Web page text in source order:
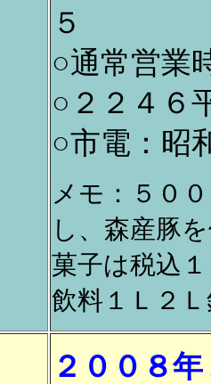
５
○通常営業
○２２４６
○市電：昭
メモ：５０
し、森産豚
菓子は税込
飲料１Ｌ２
２００８